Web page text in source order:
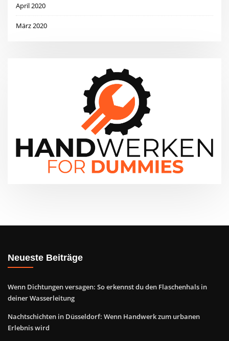
April 2020
März 2020
Neueste Beiträge
Wenn Dichtungen versagen: So erkennst du den Flaschenhals in
deiner Wasserleitung
Nachtschichten in Düsseldorf: Wenn Handwerk zum urbanen
Erlebnis wird